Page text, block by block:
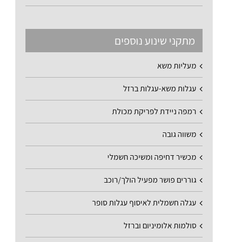
מתקני שינוע נוספים
מעליות משא
עגלות משא-עגלות ברזל
רמפה ניידת לפריקת מכולת
משווה גובה
מכשיר דחיפה ומשיכה חשמלי
גוררים פושר מפעיל הולך/רוכב
עגלה חשמלית לאיסוף עגלות סופר
סולמות אלומיניום וברזל